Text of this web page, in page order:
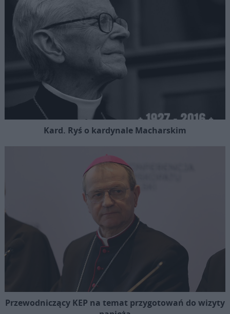
Kard. Ryś o kardynale Macharskim
Przewodniczący KEP na temat przygotowań do wizyty